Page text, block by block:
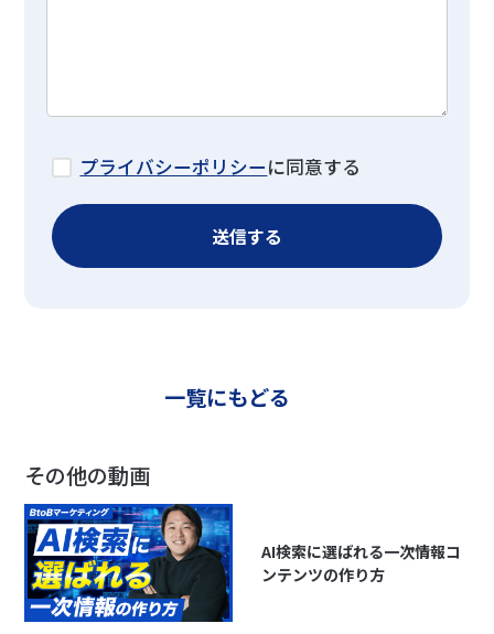
プライバシーポリシーに同意する
一覧にもどる
その他の動画
AI検索に選ばれる一次情報コ
ンテンツの作り方